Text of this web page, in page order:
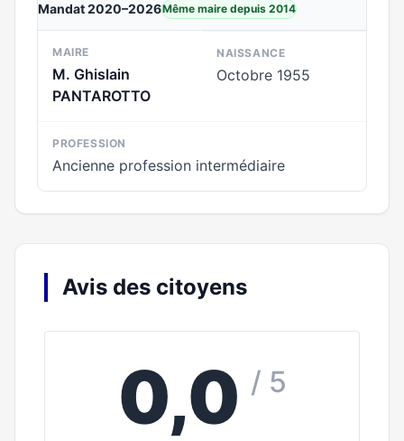
Mandat 2020–2026Même maire depuis 2014
MAIRE
M. Ghislain
PANTAROTTO
NAISSANCE
Octobre 1955
PROFESSION
Ancienne profession intermédiaire
Avis des citoyens
0,0 / 5